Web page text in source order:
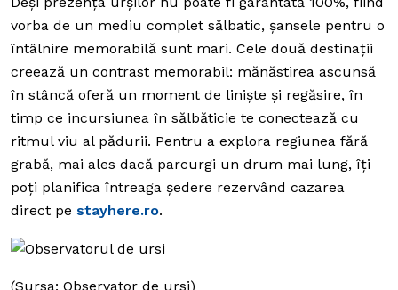
vorba de un mediu complet sălbatic, șansele pentru o
întâlnire memorabilă sunt mari. Cele două destinații
creează un contrast memorabil: mănăstirea ascunsă
în stâncă oferă un moment de liniște și regăsire, în
timp ce incursiunea în sălbăticie te conectează cu
ritmul viu al pădurii. Pentru a explora regiunea fără
grabă, mai ales dacă parcurgi un drum mai lung, îți
poți planifica întreaga ședere rezervând cazarea
direct pe stayhere.ro.
(Sursa: Observator de ursi)